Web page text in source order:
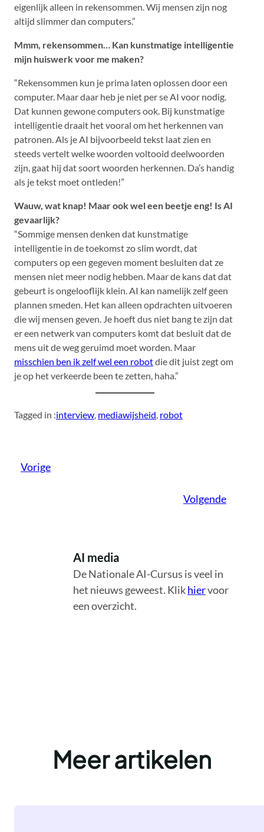
eigenlijk alleen in rekensommen. Wij mensen zijn nog
altijd slimmer dan computers.”
Mmm, rekensommen… Kan kunstmatige intelligentie
mijn huiswerk voor me maken?
“Rekensommen kun je prima laten oplossen door een
computer. Maar daar heb je niet per se AI voor nodig.
Dat kunnen gewone computers ook. Bij kunstmatige
intelligentie draait het vooral om het herkennen van
patronen. Als je AI bijvoorbeeld tekst laat zien en
steeds vertelt welke woorden voltooid deelwoorden
zijn, gaat hij dat soort woorden herkennen. Da’s handig
als je tekst moet ontleden!”
Wauw, wat knap! Maar ook wel een beetje eng! Is AI
gevaarlijk?
“Sommige mensen denken dat kunstmatige
intelligentie in de toekomst zo slim wordt, dat
computers op een gegeven moment besluiten dat ze
mensen niet meer nodig hebben. Maar de kans dat dat
gebeurt is ongelooflijk klein. AI kan namelijk zelf geen
plannen smeden. Het kan alleen opdrachten uitvoeren
die wij mensen geven. Je hoeft dus niet bang te zijn dat
er een netwerk van computers komt dat besluit dat de
mens uit de weg geruimd moet worden. Maar
misschien ben ik zelf wel een robotdie dit juist zegt om
je op het verkeerde been te zetten, haha.”
Tagged in :interview, mediawijsheid, robot
Vorige
Volgende
AI media
De Nationale AI-Cursus is veel in
het nieuws geweest. Klikhiervoor
een overzicht.
Meer artikelen